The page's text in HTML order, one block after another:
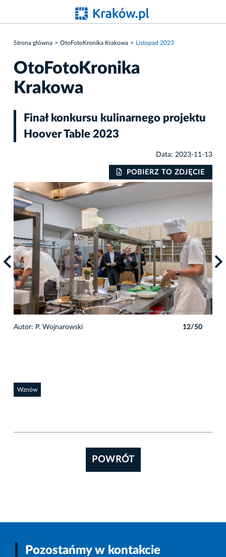
Strona główna OtoFotoKronika Krakowa Listopad 2023
OtoFotoKronika
Krakowa
Finał konkursu kulinarnego projektu
Hoover Table 2023
Data: 2023-11-13
POBIERZ TO ZDJĘCIE
Autor: P. Wojnarowski 12/50
Wznów
POWRÓT
Pozostańmy w kontakcie